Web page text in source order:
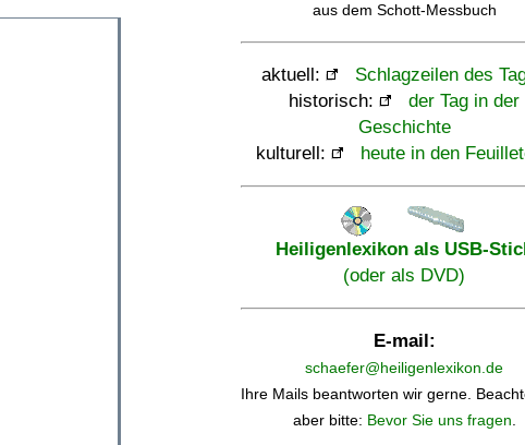
aus dem Schott-Messbuch
aktuell:
Schlagzeilen des
historisch:
der Tag in der
Geschichte
kulturell:
heute in den
Heiligenlexikon als USB-
(oder als DVD)
E-mail:
schaefer@heiligenlexikon.de
Ihre Mails beantworten wir gerne.
aber bitte: Bevor Sie uns fragen.